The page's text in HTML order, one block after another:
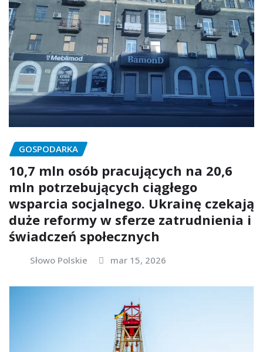
GOSPODARKA
10,7 mln osób pracujących na 20,6
mln potrzebujących ciągłego
wsparcia socjalnego. Ukrainę czekają
duże reformy w sferze zatrudnienia i
świadczeń społecznych
Słowo Polskie mar 15, 2026